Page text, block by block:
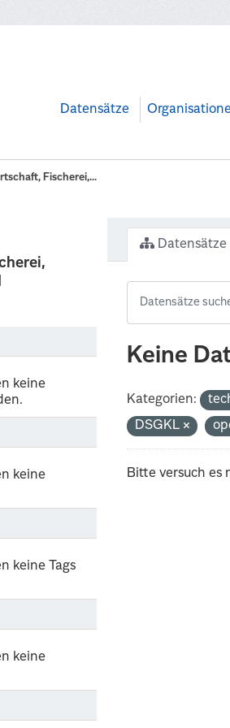
Datensätze
Fischerei,...
keine
keine
keine Tags
keine
Datensätze
Keine
Kategorien:
DSGKL
Bitte versuch es